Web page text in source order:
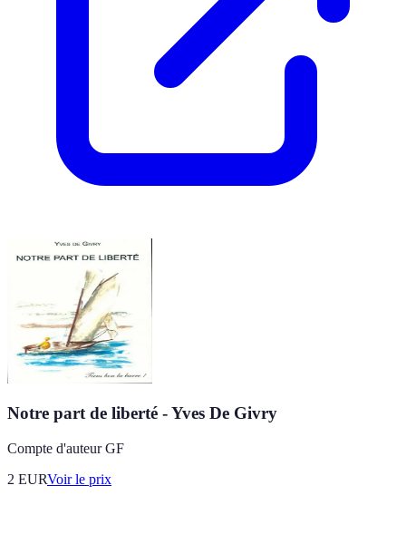
Notre part de liberté - Yves De Givry
Compte d'auteur GF
2 EURVoir le prix